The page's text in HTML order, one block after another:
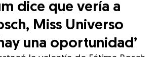
dice que vería a
Miss Universo
una oportunidad’